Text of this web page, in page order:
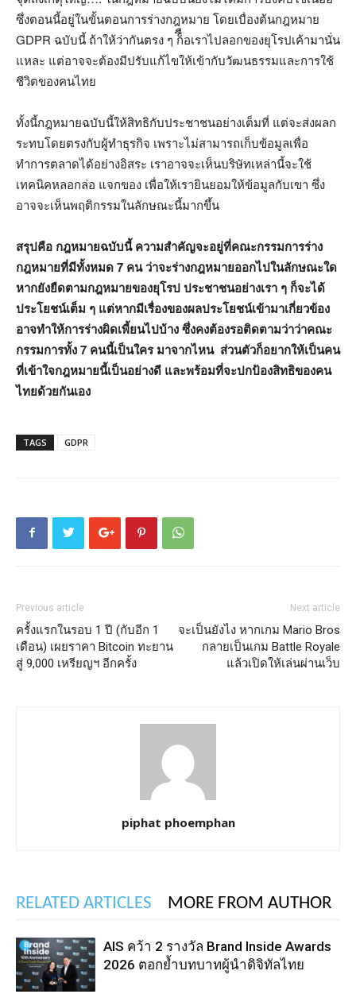
ซึ่งตอนนี้อยู่ในขั้นตอนการร่างกฎหมาย โดยเบื่องต้นกฎหมาย
GDPR ฉบับนี้ ถ้าให้ว่ากันตรง ๆ ก็ึือเราไปลอกของยุโรปเค้ามานั่น
แหละ แต่อาจจะต้องมีปรับแก้ไขให้เข้ากับวัฒนธรรมและการใช้
ชีวิตของคนไทย
ทั้งนี้กฎหมายฉบับนี้ให้สิทธิกับประชาชนอย่างเต็มที่ แต่จะส่งผลก
ระทบโดยตรงกับผู้ทำธุรกิจ เพราะไม่สามารถเก็บข้อมูลเพื่อ
ทำการตลาดได้อย่างอิสระ เราอาจจะเห็นบริษัทเหล่านี้จะใช้
เทคนิคหลอกล่อ แจกของ เพื่อให้เรายินยอมให้ข้อมูลกับเขา ซึ่ง
อาจจะเห็นพฤติกรรมในลักษณะนี้มากขึ้น
สรุปคือ กฎหมายฉบับนี้ ความสำคัญจะอยู่ที่คณะกรรมการร่าง
กฎหมายที่มีทั้งหมด 7 คน ว่าจะร่างกฎหมายออกไปในลักษณะใด
หากยังยืดตามกฎหมายของยุโรป ประชาชนอย่างเรา ๆ ก็จะได้
ประโยชน์เต็ม ๆ แต่หากมีเรื่องของผลประโยชน์เข้ามาเกี่ยวข้อง
อาจทำให้การร่างผิดเพี้ยนไปบ้าง ซึ่งคงต้องรอติดตามว่าว่าคณะ
กรรมการทั้ง 7 คนนี้เป็นใคร มาจากไหน ส่วนตัวก็อยากให้เป็นคน
ที่เข้าใจกฎหมายนี้เป็นอย่างดี และพร้อมที่จะปกป้องสิทธิของคน
ไทยด้วยกันเอง
TAGS GDPR
Previous article
ครั้งแรกในรอบ 1 ปี (กับอีก 1
เดือน) เผยราคา Bitcoin ทะยาน
สู่ 9,000 เหรียญฯ อีกครั้ง
Next article
จะเป็นยังไง หากเกม Mario Bros
กลายเป็นเกม Battle Royale
แล้วเปิดให้เล่นผ่านเว็บ
piphat phoemphan
RELATED ARTICLES MORE FROM AUTHOR
AIS คว้า 2 รางวัล Brand Inside Awards
2026 ตอกย้ำบทบาทผู้นำดิจิทัลไทย